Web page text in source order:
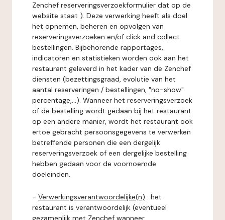
Zenchef reserveringsverzoekformulier dat op de
website staat ). Deze verwerking heeft als doel
het opnemen, beheren en opvolgen van
reserveringsverzoeken en/of click and collect
bestellingen. Bijbehorende rapportages,
indicatoren en statistieken worden ook aan het
restaurant geleverd in het kader van de Zenchef
diensten (bezettingsgraad, evolutie van het
aantal reserveringen / bestellingen, "no-show"
percentage,...). Wanneer het reserveringsverzoek
of de bestelling wordt gedaan bij het restaurant
op een andere manier, wordt het restaurant ook
ertoe gebracht persoonsgegevens te verwerken
betreffende personen die een dergelijk
reserveringsverzoek of een dergelijke bestelling
hebben gedaan voor de voornoemde
doeleinden.
- Verwerkingsverantwoordelijke(n) : het
restaurant is verantwoordelijk (eventueel
gezamenlijk met Zenchef wanneer